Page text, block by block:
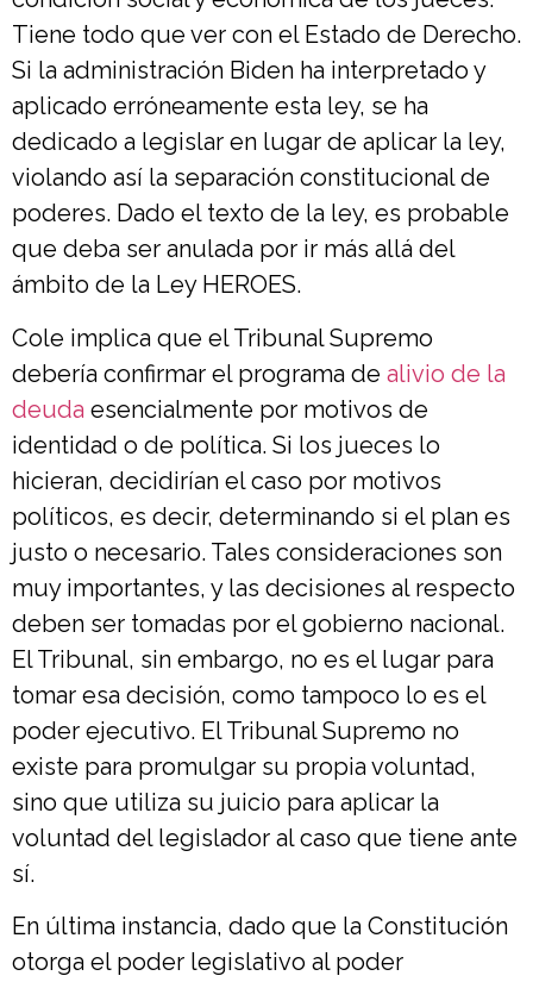
Tiene todo que ver con el Estado de Derecho.
Si la administración Biden ha interpretado y
aplicado erróneamente esta ley, se ha
dedicado a legislar en lugar de aplicar la ley,
violando así la separación constitucional de
poderes. Dado el texto de la ley, es probable
que deba ser anulada por ir más allá del
ámbito de la Ley HEROES.
Cole implica que el Tribunal Supremo
debería confirmar el programa de alivio de la
deuda esencialmente por motivos de
identidad o de política. Si los jueces lo
hicieran, decidirían el caso por motivos
políticos, es decir, determinando si el plan es
justo o necesario. Tales consideraciones son
muy importantes, y las decisiones al respecto
deben ser tomadas por el gobierno nacional.
El Tribunal, sin embargo, no es el lugar para
tomar esa decisión, como tampoco lo es el
poder ejecutivo. El Tribunal Supremo no
existe para promulgar su propia voluntad,
sino que utiliza su juicio para aplicar la
voluntad del legislador al caso que tiene ante
sí.
En última instancia, dado que la Constitución
otorga el poder legislativo al poder